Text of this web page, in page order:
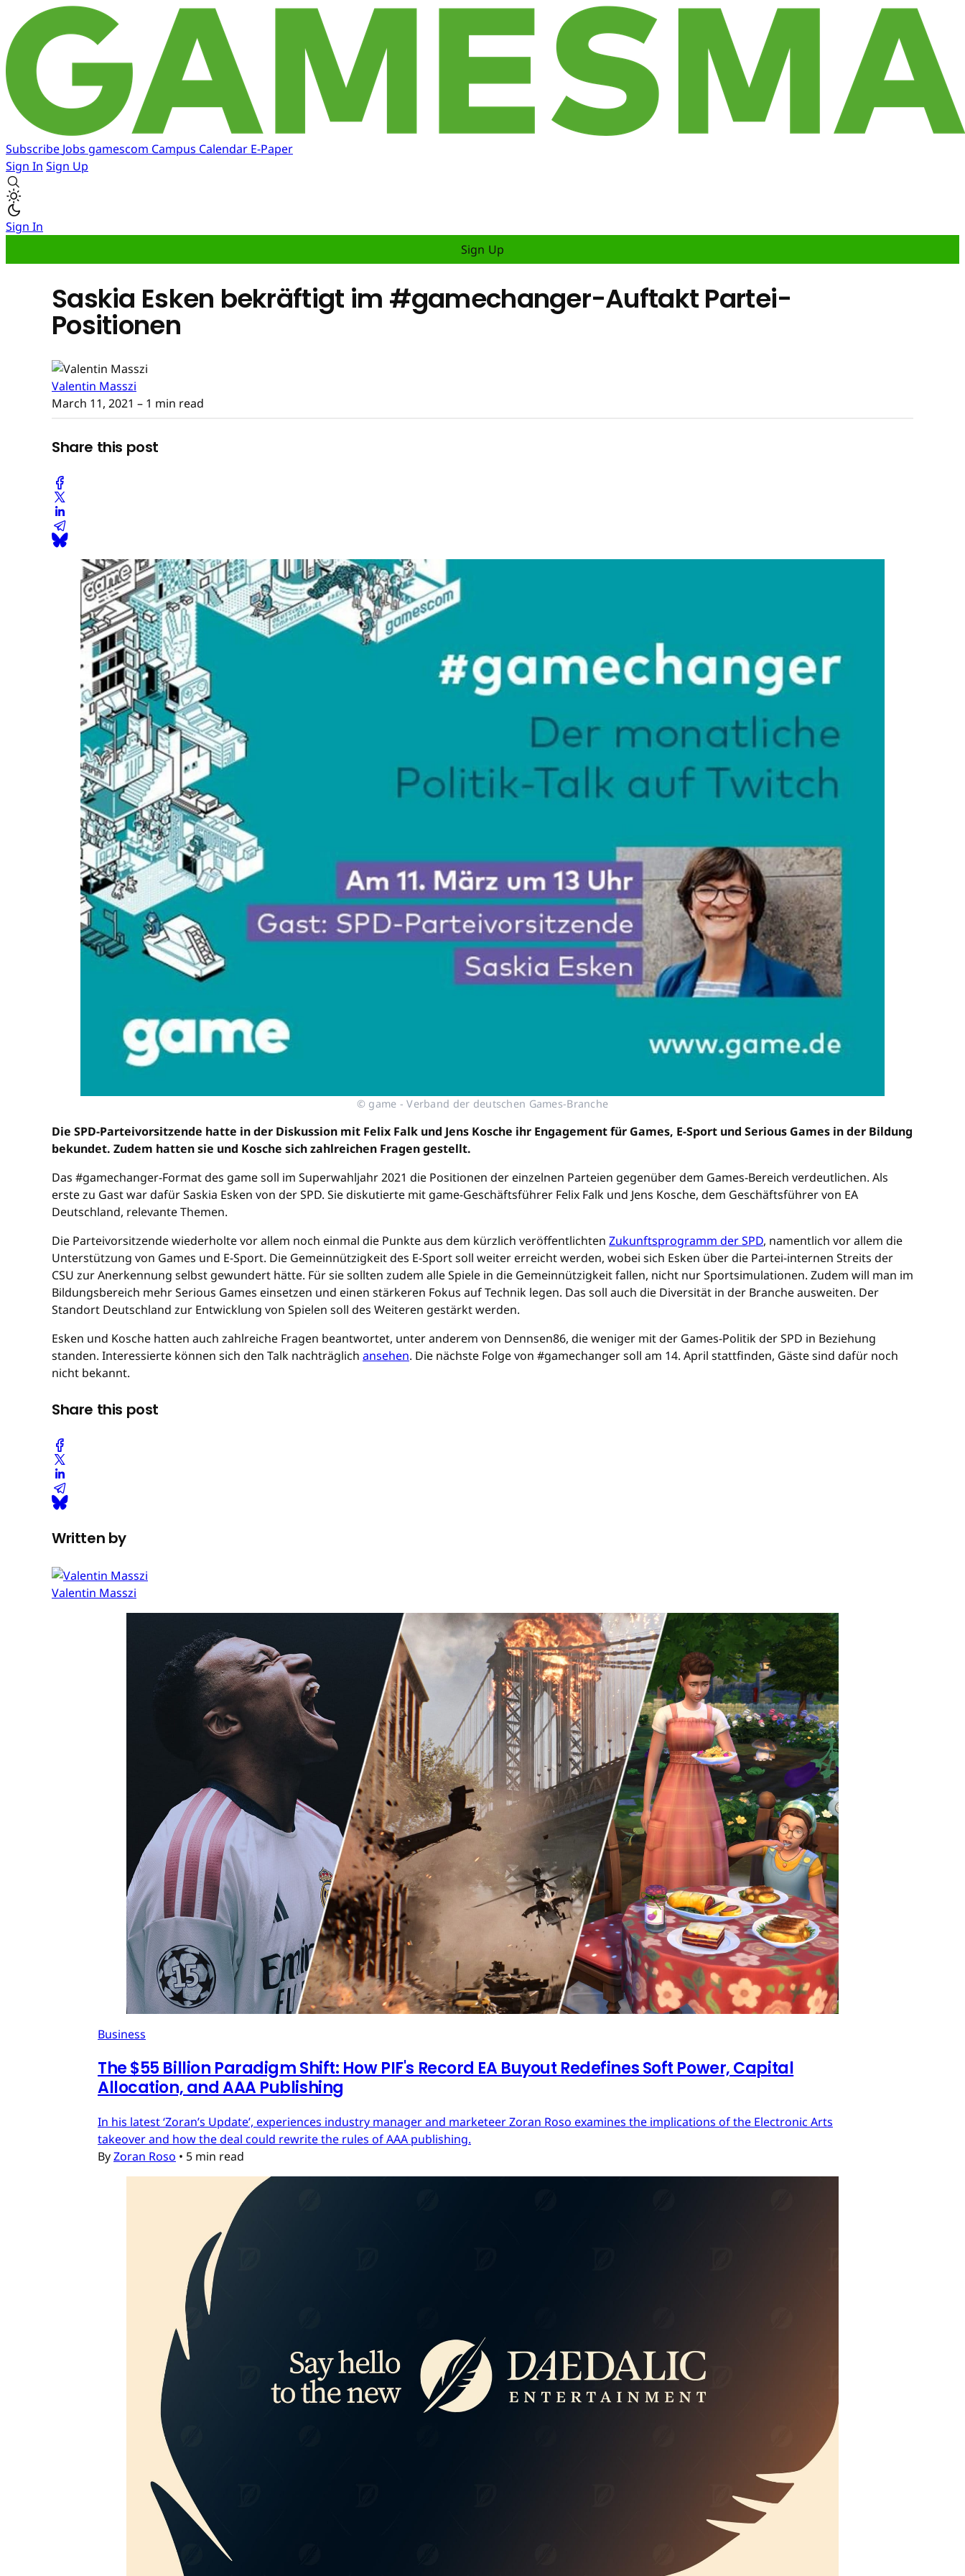
Subscribe Jobs gamescom Campus Calendar E-Paper
Sign In Sign Up
Sign In
Sign Up
Saskia Esken bekräftigt im #gamechanger-Auftakt Partei-
Positionen
Valentin Masszi
March 11, 2021 – 1 min read
Share this post
© game - Verband der deutschen Games-Branche
Die SPD-Parteivorsitzende hatte in der Diskussion mit Felix Falk und Jens Kosche ihr Engagement für Games, E-Sport und Serious Games in der Bildung
bekundet. Zudem hatten sie und Kosche sich zahlreichen Fragen gestellt.
Das #gamechanger-Format des game soll im Superwahljahr 2021 die Positionen der einzelnen Parteien gegenüber dem Games-Bereich verdeutlichen. Als
erste zu Gast war dafür Saskia Esken von der SPD. Sie diskutierte mit game-Geschäftsführer Felix Falk und Jens Kosche, dem Geschäftsführer von EA
Deutschland, relevante Themen.
Die Parteivorsitzende wiederholte vor allem noch einmal die Punkte aus dem kürzlich veröffentlichten Zukunftsprogramm der SPD, namentlich vor allem die
Unterstützung von Games und E-Sport. Die Gemeinnützigkeit des E-Sport soll weiter erreicht werden, wobei sich Esken über die Partei-internen Streits der
CSU zur Anerkennung selbst gewundert hätte. Für sie sollten zudem alle Spiele in die Gemeinnützigkeit fallen, nicht nur Sportsimulationen. Zudem will man im
Bildungsbereich mehr Serious Games einsetzen und einen stärkeren Fokus auf Technik legen. Das soll auch die Diversität in der Branche ausweiten. Der
Standort Deutschland zur Entwicklung von Spielen soll des Weiteren gestärkt werden.
Esken und Kosche hatten auch zahlreiche Fragen beantwortet, unter anderem von Dennsen86, die weniger mit der Games-Politik der SPD in Beziehung
standen. Interessierte können sich den Talk nachträglich ansehen. Die nächste Folge von #gamechanger soll am 14. April stattfinden, Gäste sind dafür noch
nicht bekannt.
Share this post
Written by
Valentin Masszi
Business
The $55 Billion Paradigm Shift: How PIF's Record EA Buyout Redefines Soft Power, Capital
Allocation, and AAA Publishing
In his latest ‘Zoran’s Update’, experiences industry manager and marketeer Zoran Roso examines the implications of the Electronic Arts
takeover and how the deal could rewrite the rules of AAA publishing.
ByZoran Roso • 5 min read